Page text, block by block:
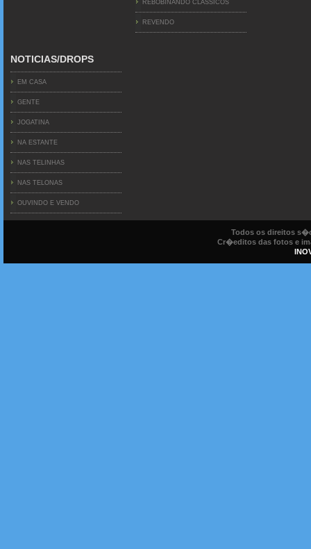
REBOBINANDO CLÁSSICOS
REVENDO
NOTICIAS/DROPS
EM CASA
GENTE
JOGATINA
NA ESTANTE
NAS TELINHAS
NAS TELONAS
OUVINDO E VENDO
Todos os direitos
Cr�editos das fotos e